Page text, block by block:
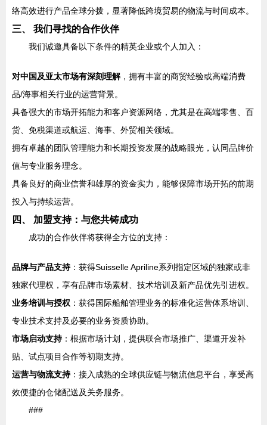
络高效进行产品全球分拨，显著降低跨境贸易的物流与时间成本。
三、 我们寻找的合作伙伴
我们诚邀具备以下条件的精英企业或个人加入：
对中国及亚太市场有深刻理解，拥有丰富的商贸经验或高端消费
品/海事相关行业的运营背景。
具备强大的市场开拓能力和客户资源网络，尤其是在高端零售、百
货、免税渠道或航运、海事、外贸相关领域。
拥有卓越的团队管理能力和长期投资发展的战略眼光，认同品牌价
值与专业服务理念。
具备良好的商业信誉和雄厚的资金实力，能够保障市场开拓的前期
投入与持续运营。
四、 加盟支持：与您共铸成功
成功的合作伙伴将获得全方位的支持：
品牌与产品支持：获得Suisselle Apriline系列指定区域的独家或非
独家代理权，享有品牌市场素材、技术培训及新产品优先引进权。
业务培训与授权 ：获得国际船舶管理业务的标准化运营体系培训、
专业技术支持及必要的业务资质协助。
市场启动支持：根据市场计划，提供联合市场推广、渠道开发补
贴、试点项目合作等初期支持。
运营与物流支持：接入成熟的全球供应链与物流信息平台，享受高
效便捷的仓储配送及关务服务。
###